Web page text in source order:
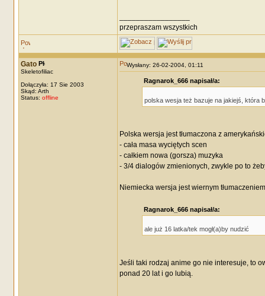
przepraszam wszystkich
Gato
Skeletofiliac
Dołączyła: 17 Sie 2003
Skąd: Arth
Status: offline
Wysłany: 26-02-2004, 01:11
Ragnarok_666 napisał/a:
polska wesja też bazuje na jakiejś, która
Polska wersja jest tłumaczona z
- cała masa wyciętych scen
- całkiem nowa (gorsza) muzyka
- 3/4 dialogów zmienionych, zwykle po to
Niemiecka wersja jest wiernym
Ragnarok_666 napisał/a:
ale już 16 latka/tek mogł(a)by nudzić
Jeśli taki rodzaj anime go nie interesuje, to
ponad 20 lat i go lubią.